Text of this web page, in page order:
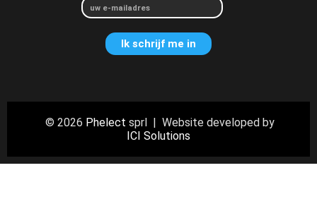
© 2026 Phelect sprl | Website developed by
ICI Solutions